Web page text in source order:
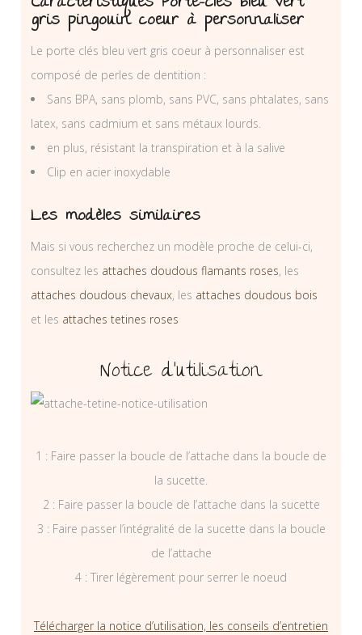
gris pingouin coeur à personnaliser
Le porte clés bleu vert gris coeur à personnaliser est
composé de perles de dentition :
Sans BPA, sans plomb, sans PVC, sans phtalates, sans
latex, sans cadmium et sans métaux lourds.
en plus, résistant la transpiration et à la salive
Clip en acier inoxydable
Les modèles similaires
Mais si vous recherchez un modèle proche de celui-ci,
consultez les attaches doudous flamants roses, les
attaches doudous chevaux, les attaches doudous bois
et les attaches tetines roses
Notice d’utilisation
1 : Faire passer la boucle de l’attache dans la boucle de
la sucette.
2 : Faire passer la boucle de l’attache dans la sucette
3 : Faire passer l’intégralité de la sucette dans la boucle
de l’attache
4 : Tirer légèrement pour serrer le noeud
Télécharger la notice d’utilisation, les conseils d’entretien